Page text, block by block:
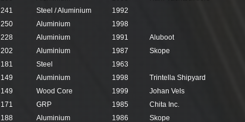
241 Steel / Aluminium
1992
250 Aluminium
1998
228 Aluminium 1991
Aluboot
202 Aluminium 1987
Skope
181 Steel
1963
149 Aluminium 1998
Trintella Shipyard
149 Wood Core 1999
Johan Vels
171 GRP 1985
Chita Inc.
188 Aluminium 1986
Skope